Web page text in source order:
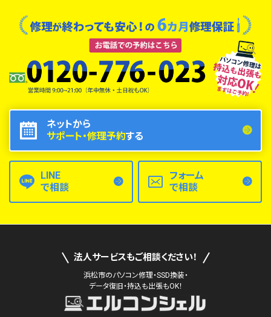
ネットから
サポート・修理予約する
LINE
で相談
フォーム
で相談
法人サービスもご相談ください！
浜松市のパソコン修理・SSD換装・
データ復旧・持込も出張もOK！